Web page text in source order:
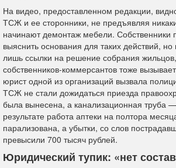
На видео, предоставленном редакции,
ТСЖ и ее сторонники, не предъявляя
начинают демонтаж мебели.
выяснить основания для таких действий,
лишь ссылки на решение собрания
собственников-коммерсантов тоже
юрист одной из организаций вызвала
ТСЖ не стали дожидаться приезда
была вынесена, а канализационная труба
результате работа аптеки на полтора
парализована, а убытки, со слов
превысили 700 тысяч рублей.
Юридический тупик: «нет